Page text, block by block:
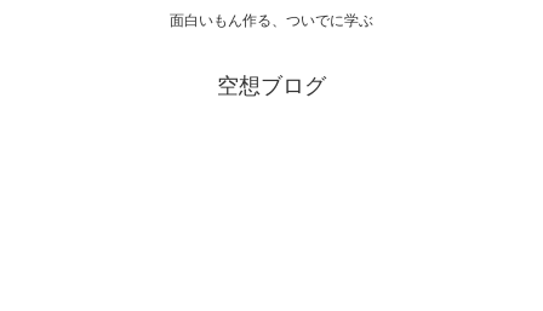
面白いもん作る、ついでに学ぶ
空想ブログ